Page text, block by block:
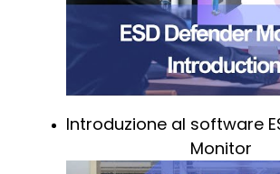
Introduzione al software
Monitor